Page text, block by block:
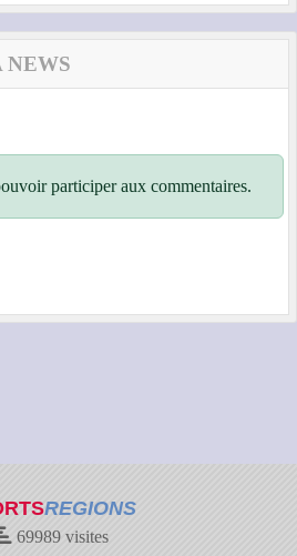
participer aux commentaires.
REGIONS
69989 visites